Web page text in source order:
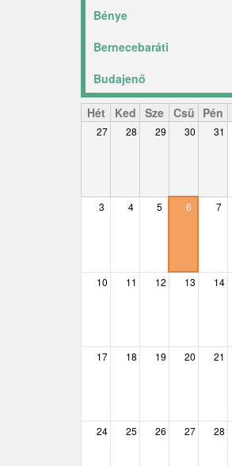
Bénye
Bernecebaráti
Budajenő
Ceglédbercel
Csobánka
Csörög
Délegyháza
Dunabogdány
Hét Ked Sze Csü Pén
27 28 29 30 31
3 4 5 6 7
10 11 12 13 14
17 18 19 20 21
24 25 26 27 28